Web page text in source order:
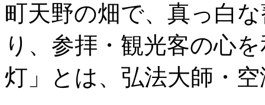
町天野の畑で、真っ白
り、参拝・観光客の心
灯」とは、弘法大師・